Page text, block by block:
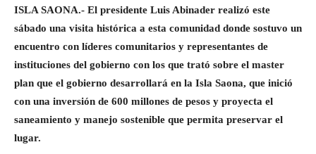
ISLA SAONA.- El presidente Luis Abinader realizó este
sábado una visita histórica a esta comunidad donde sostuvo un
encuentro con líderes comunitarios y representantes de
instituciones del gobierno con los que trató sobre el master
plan que el gobierno desarrollará en la Isla Saona, que inició
con una inversión de 600 millones de pesos y proyecta el
saneamiento y manejo sostenible que permita preservar el
lugar.